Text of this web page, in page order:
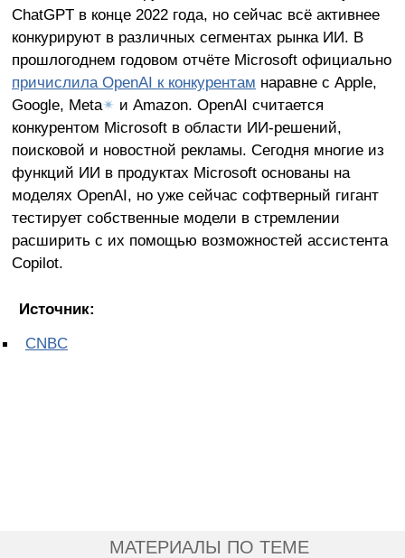
ChatGPT в конце 2022 года, но сейчас всё активнее
конкурируют в различных сегментах рынка ИИ. В
прошлогоднем годовом отчёте Microsoft официально
причислила OpenAI к конкурентам наравне с Apple,
Google, Meta✴ и Amazon. OpenAI считается
конкурентом Microsoft в области ИИ-решений,
поисковой и новостной рекламы. Сегодня многие из
функций ИИ в продуктах Microsoft основаны на
моделях OpenAI, но уже сейчас софтверный гигант
тестирует собственные модели в стремлении
расширить с их помощью возможностей ассистента
Copilot.
Источник:
CNBC
МАТЕРИАЛЫ ПО ТЕМЕ